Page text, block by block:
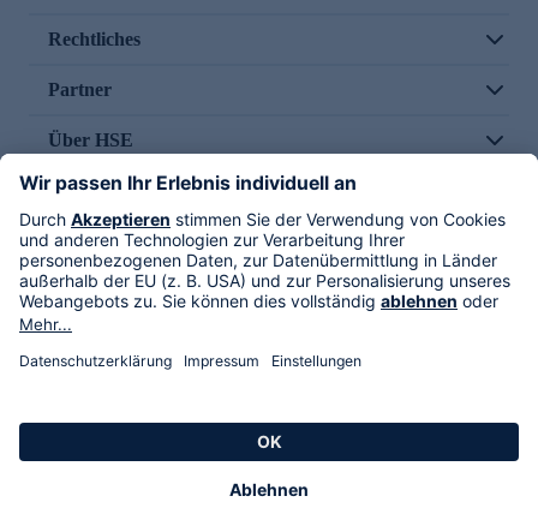
Rechtliches
Partner
Über HSE
Im TV
HSE International